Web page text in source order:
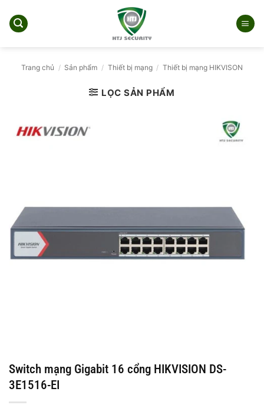
qua
Trang chủ / Sản phẩm / Thiết bị mạng / Thiết bị mạng HIKVISON
LỌC SẢN PHẨM
Switch mạng Gigabit 16 cổng HIKVISION DS-
3E1516-EI